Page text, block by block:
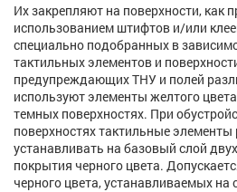
Их закрепляют на поверхности, как
использованием штифтов и/или
специально подобранных в
тактильных элементов и
предупреждающих ТНУ и полей
используют элементы желтого
темных поверхностях. При
поверхностях тактильные элементы
устанавливать на базовый слой
покрытия черного цвета.
черного цвета, устанавливаемых на